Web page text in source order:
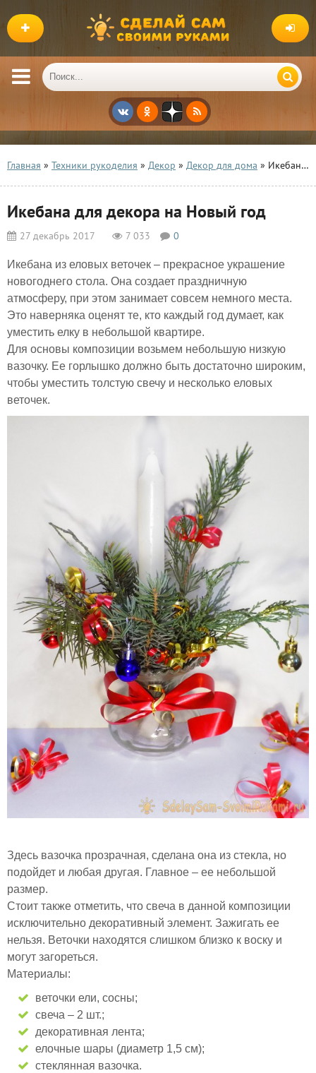
Главная » Техники рукоделия » Декор » Декор для дома » Икебана для декора на Новый год
Икебана для декора на Новый год
27 декабрь 2017 7 033 0
Икебана из еловых веточек – прекрасное украшение
новогоднего стола. Она создает праздничную
атмосферу, при этом занимает совсем немного места.
Это наверняка оценят те, кто каждый год думает, как
уместить елку в небольшой квартире.
Для основы композиции возьмем небольшую низкую
вазочку. Ее горлышко должно быть достаточно широким,
чтобы уместить толстую свечу и несколько еловых
веточек.
Здесь вазочка прозрачная, сделана она из стекла, но
подойдет и любая другая. Главное – ее небольшой
размер.
Стоит также отметить, что свеча в данной композиции
исключительно декоративный элемент. Зажигать ее
нельзя. Веточки находятся слишком близко к воску и
могут загореться.
Материалы:
веточки ели, сосны;
свеча – 2 шт.;
декоративная лента;
елочные шары (диаметр 1,5 см);
стеклянная вазочка.